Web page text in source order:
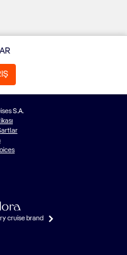
S.A.
cruise brand